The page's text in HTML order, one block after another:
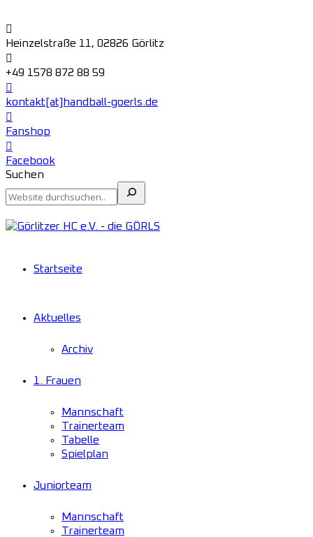
Heinzelstraße 11, 02826 Görlitz
+49 1578 872 88 59
kontakt[at]handball-goerls.de
Fanshop
Facebook
Suchen
Startseite
Aktuelles
Archiv
1. Frauen
Mannschaft
Trainerteam
Tabelle
Spielplan
Juniorteam
Mannschaft
Trainerteam